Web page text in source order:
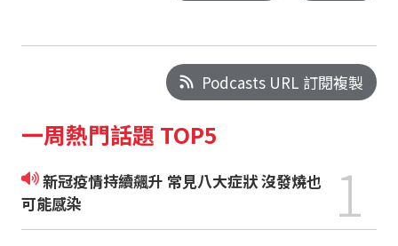
Podcasts URL 訂閱複製
一周熱門話題 TOP5
新冠疫情持續飆升 常見八大症狀 沒發燒也
可能感染
1